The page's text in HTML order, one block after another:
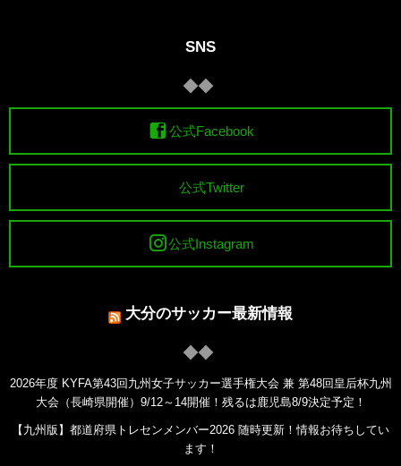
SNS
公式Facebook
公式Twitter
公式Instagram
大分のサッカー最新情報
2026年度 KYFA第43回九州女子サッカー選手権大会 兼 第48回皇后杯九州
大会（長崎県開催）9/12～14開催！残るは鹿児島8/9決定予定！
【九州版】都道府県トレセンメンバー2026 随時更新！情報お待ちしてい
ます！